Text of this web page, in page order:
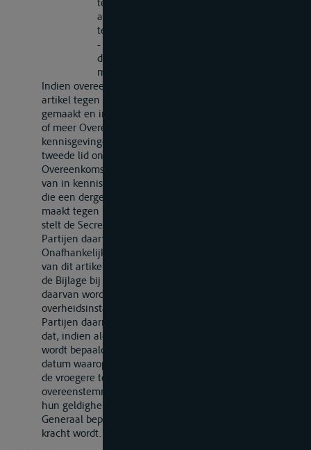
aanvaardingen voor het aflopen van die
termijn waren medegedeeld;
- het tijdstip waarop de in het derde lid van
dit artikel bedoelde termijn van negen
maanden afloopt.
Indien overeenkomstig het tweede lid onder
artikel tegen het voorstel tot wijziging bezwaar wordt
gemaakt en indien aan de Secretaris-Generaal door een
of meer Overeenkomstsluitende Partijen
kennisgevingen zijn gedaan overeenkomstig het
tweede lid onder
Overeenkomstsluitende Partijen er zo spoedig mogelijk
van in kennis. Indien de Overeenkomstsluitende Partij
die een dergelijke kennisgeving heeft gedaan bezwaar
maakt tegen het voorstel tot wijziging of het aanvaardt,
stelt de Secretaris-Generaal alle Overeenkomstsluitende
Partijen daarvan vervolgens in kennis.
Onafhankelijk van de in het eerste tot en met zesde lid
van dit artikel voorziene wijzigingsprocedure, kunnen
de Bijlage bij deze Overeenkomst en de aanhangsels
daarvan worden gewijzigd als de bevoegde
overheidsinstanties van de Overeenkomstsluitende
Partijen daarmede instemmen, doch op voorwaarde
dat, indien aldus Aanhangsel 1 wordt gewijzigd, daarbij
wordt bepaald dat meetbrieven afgegeven voor de
datum waarop de wijziging van kracht wordt en die met
de vroegere tekst van Aanhangsel 1 in
overeenstemming zijn, gedurende een overgangstijdvak
hun geldigheid zullen behouden. De Secretaris-
Generaal bepaalt de datum waarop de wijziging van
kracht wordt.